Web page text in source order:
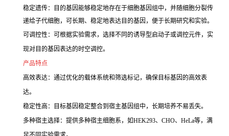
稳定遗传：目的基因能够稳定地存在于细胞基因组中，并随细胞分裂传
递给子代细胞，可长期、稳定地表达目的基因，便于长期研究和实验。
可调控性：可根据实验需求，选择不同的诱导型启动子或调控元件，实
现对目的基因表达的时空调控。
产品特点
高效表达：通过优化的载体系统和筛选标记，确保目标基因的高效表
达。
稳定性高：目标基因稳定整合到宿主基因组中，长期培养不易丢失。
多种宿主选择：提供多种宿主细胞系，如HEK293、CHO、HeLa等，满